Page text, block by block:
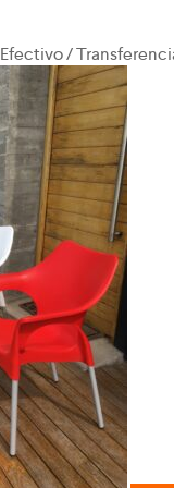
Efectivo /